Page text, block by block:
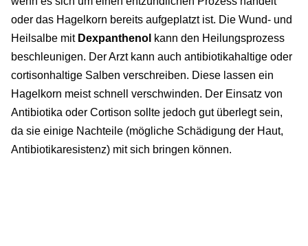
oder das Hagelkorn bereits aufgeplatzt ist. Die Wund- und
Heilsalbe mit Dexpanthenol kann den Heilungsprozess
beschleunigen. Der Arzt kann auch antibiotikahaltige oder
cortisonhaltige Salben verschreiben. Diese lassen ein
Hagelkorn meist schnell verschwinden. Der Einsatz von
Antibiotika oder Cortison sollte jedoch gut überlegt sein,
da sie einige Nachteile (mögliche Schädigung der Haut,
Antibiotikaresistenz) mit sich bringen können.